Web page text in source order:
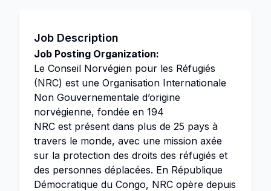
Job Description
Job Posting Organization:
Le Conseil Norvégien pour les Réfugiés
(NRC) est une Organisation Internationale
Non Gouvernementale d’origine
norvégienne, fondée en 194
NRC est présent dans plus de 25 pays à
travers le monde, avec une mission axée
sur la protection des droits des réfugiés et
des personnes déplacées. En République
Démocratique du Congo, NRC opère depuis